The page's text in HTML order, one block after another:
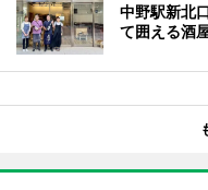
中野駅新北
て囲える酒